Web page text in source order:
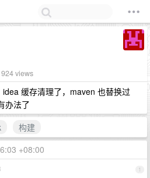
views
缓存清理了，maven 也替换过
办法了
构建
+08:00
1